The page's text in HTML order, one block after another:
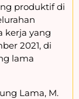
produktif di
kerja yang
2021, di
lama
Lama, M.